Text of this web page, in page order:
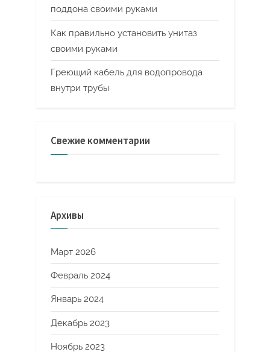
поддона своими руками
Как правильно установить унитаз
своими руками
Греющий кабель для водопровода
внутри трубы
Свежие комментарии
Архивы
Март 2026
Февраль 2024
Январь 2024
Декабрь 2023
Ноябрь 2023